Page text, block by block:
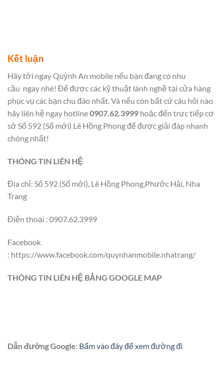
Kết luận
Hãy tới ngay Quỳnh An mobile nếu bạn đang có nhu
cầu ngay nhé! Để được các kỹ thuật lành nghề tại cửa hàng
phục vụ các bạn chu đáo nhất. Và nếu còn bất cứ câu hỏi nào
hãy liên hệ ngay hotline0907.62.3999 hoặc đến trực tiếp cơ
sở Số 592 (Số mới) Lê Hồng Phong để được giải đáp nhanh
chóng nhất!
THÔNG TIN LIÊN HỆ
Địa chỉ: Số 592 (Số mới), Lê Hồng Phong,Phước Hải, Nha
Trang
Điện thoại : 0907.62.3999
Facebook
: https://www.facebook.com/quynhanmobile.nhatrang/
THÔNG TIN LIÊN HỆ BẲNG GOOGLE MAP
Dẫn đường Google: Bấm vào đây để xem đường đi